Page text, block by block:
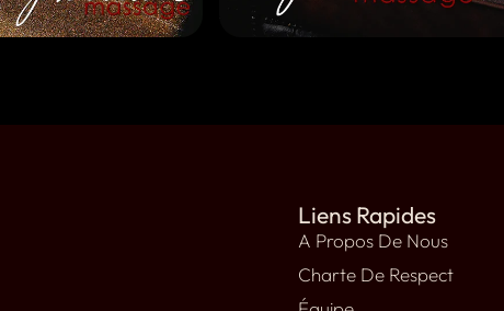
Liens Rapides
A Propos De Nous
Charte De Respect